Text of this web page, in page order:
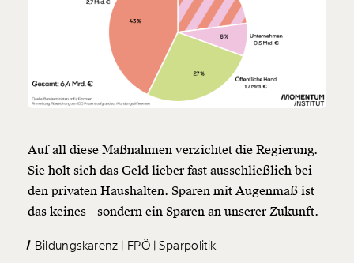
Auf all diese Maßnahmen verzichtet die Regierung.
Sie holt sich das Geld lieber fast ausschließlich bei
den privaten Haushalten. Sparen mit Augenmaß ist
das keines - sondern ein Sparen an unserer Zukunft.
Bildungskarenz FPÖ Sparpolitik